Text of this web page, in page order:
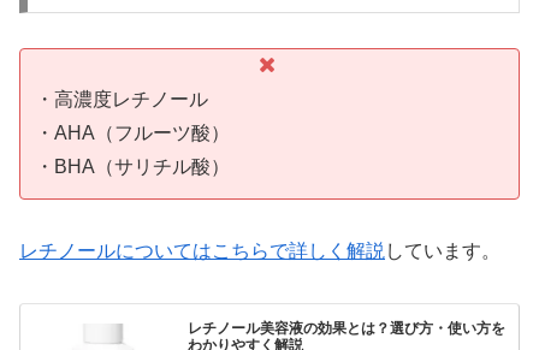
・高濃度レチノール
・AHA（フルーツ酸）
・BHA（サリチル酸）
レチノールについてはこちらで詳しく解説 しています。
レチノール美容液の効果とは？選び方・使い方を
わかりやすく解説